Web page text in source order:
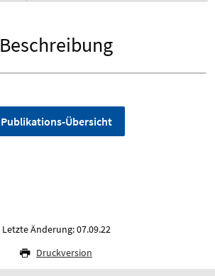
Beschreibung
Publikations-Übersicht
Letzte Änderung: 07.09.22
Druckversion